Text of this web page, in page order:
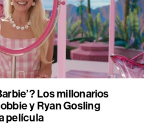
Los millonarios
y Ryan Gosling
película